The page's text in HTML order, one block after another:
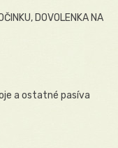
DOVOLENKA NA
a ostatné pasíva